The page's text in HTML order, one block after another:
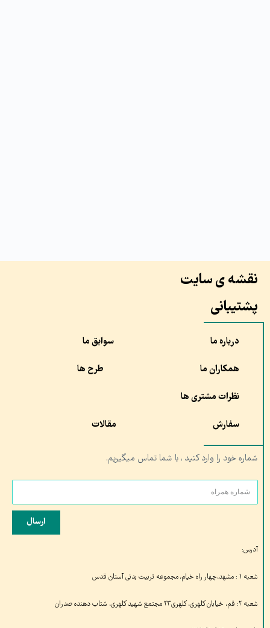
نقشه ی سایت
پشتیبانی
درباره ما سوابق ما
همکاران ما طرح ها
نظرات مشتری ها
سفارش مقالات
شماره خود را وارد کنید , با شما تماس میگیریم.
ارسال
آدرس:
شعبه ۱ : مشهد،چهار راه خیام, مجموعه تربیت بدنی آستان قدس
شعبه ۲: قم، خیابان کلهری، کلهری۲۳ مجتمع شهید کلهری، شتاب دهنده صدران